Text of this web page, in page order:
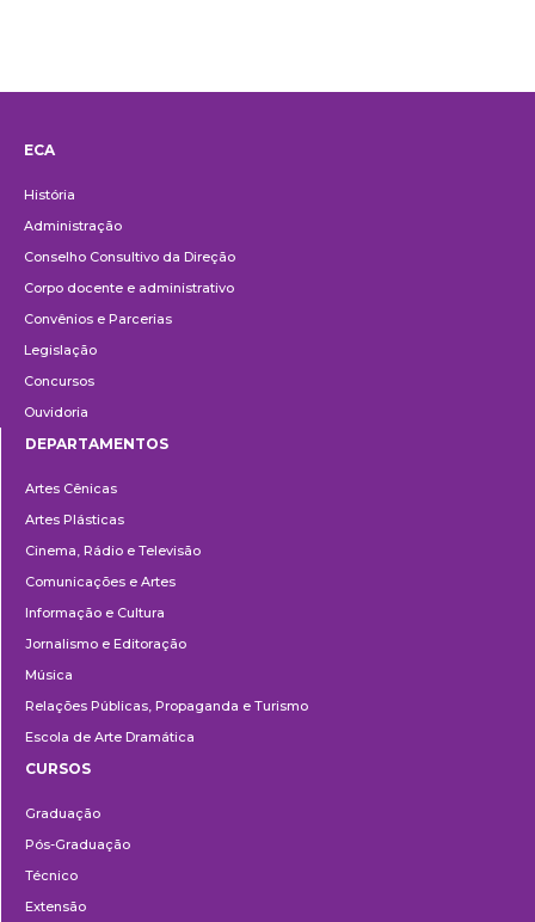
ECA
História
Administração
Conselho Consultivo da Direção
Corpo docente e administrativo
Convênios e Parcerias
Legislação
Concursos
Ouvidoria
DEPARTAMENTOS
Artes Cênicas
Artes Plásticas
Cinema, Rádio e Televisão
Comunicações e Artes
Informação e Cultura
Jornalismo e Editoração
Música
Relações Públicas, Propaganda e Turismo
Escola de Arte Dramática
CURSOS
Graduação
Pós-Graduação
Técnico
Extensão